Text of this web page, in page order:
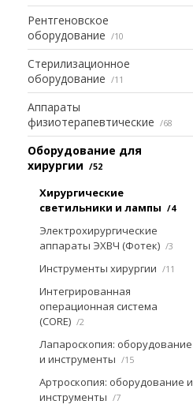
Рентгеновское
оборудование
10
Стерилизационное
оборудование
11
Аппараты
физиотерапевтические
68
Оборудование для
хирургии
52
Хирургические
светильники и лампы
4
Электрохирургические
аппараты ЭХВЧ (Фотек)
3
Инструменты хирургии 11
Интегрированная
операционная система
(CORE)
2
Лапароскопия: оборудование
и инструменты
15
Артроскопия: оборудование и
инструменты
7